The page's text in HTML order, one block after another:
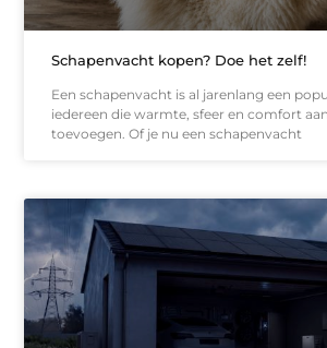
Schapenvacht kopen? Doe het zelf!
Een schapenvacht is al jarenlang een
iedereen die warmte, sfeer en comfort
toevoegen. Of je nu een schapenvacht